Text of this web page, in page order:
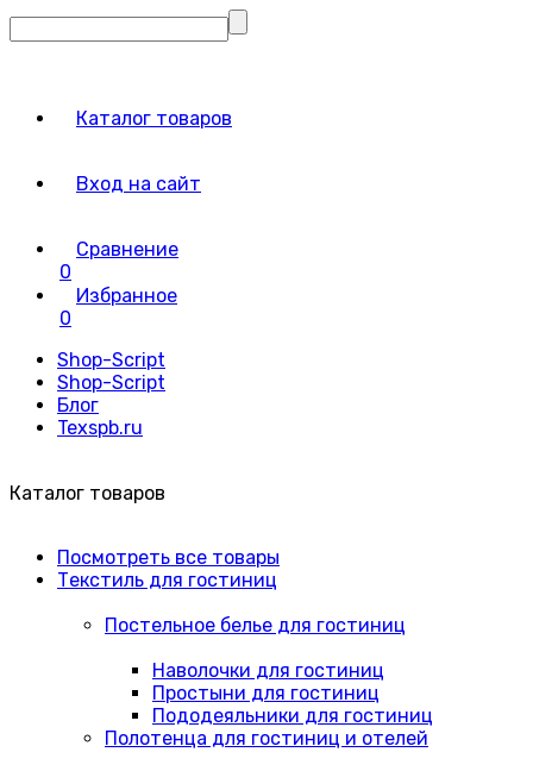
Каталог товаров
Вход на сайт
Сравнение
0
Избранное
0
Shop-Script
Shop-Script
Блог
Texspb.ru
Каталог товаров
Посмотреть все товары
Текстиль для гостиниц
Постельное белье для гостиниц
Наволочки для гостиниц
Простыни для гостиниц
Пододеяльники для гостиниц
Полотенца для гостиниц и отелей